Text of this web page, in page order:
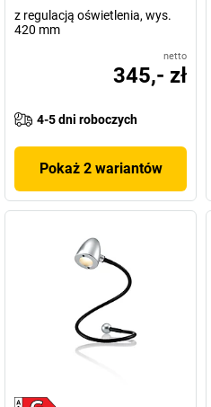
z regulacją oświetlenia, wys.
420 mm
netto
345,- zł
4-5 dni roboczych
Pokaż 2 wariantów